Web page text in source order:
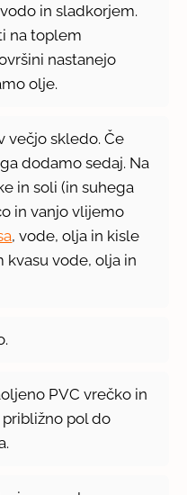
in sladkorjem.
na toplem
nastanejo
olje.
večjo skledo. Če
dodamo sedaj. Na
in soli (in suhega
in vanjo vlijemo
, vode, olja in kisle
kvasu vode, olja in
PVC vrečko in
pol do